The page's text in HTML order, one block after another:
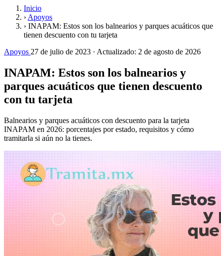
Inicio
› Apoyos
› INAPAM: Estos son los balnearios y parques acuáticos que
tienen descuento con tu tarjeta
Apoyos 27 de julio de 2023 · Actualizado: 2 de agosto de 2026
INAPAM: Estos son los balnearios y
parques acuáticos que tienen descuento
con tu tarjeta
Balnearios y parques acuáticos con descuento para la tarjeta
INAPAM en 2026: porcentajes por estado, requisitos y cómo
tramitarla si aún no la tienes.